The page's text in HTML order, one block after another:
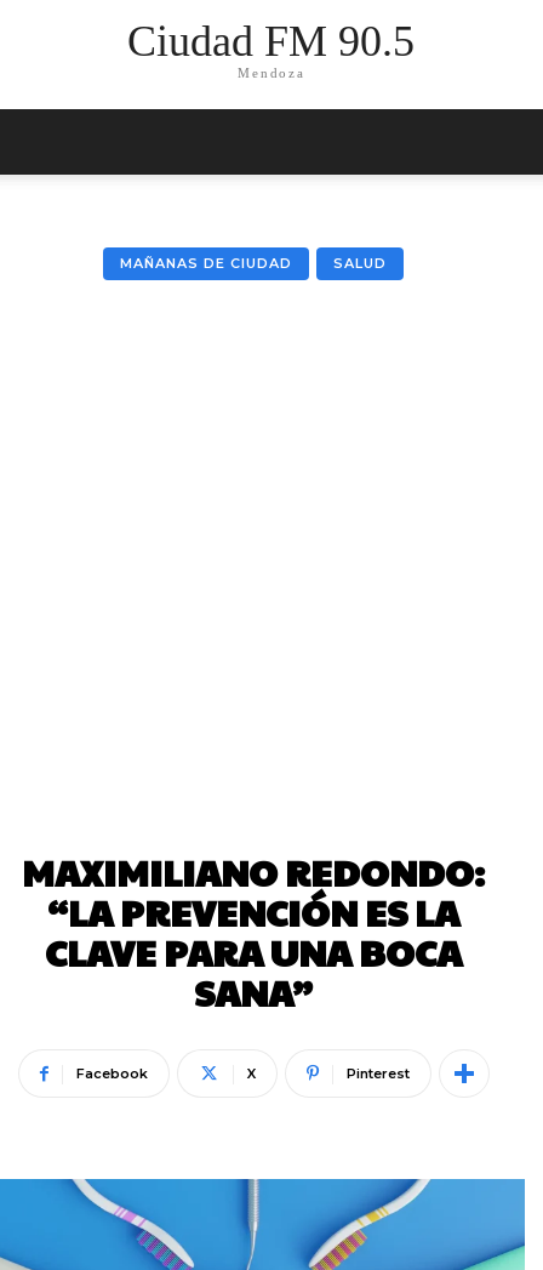
Ciudad FM 90.5
Mendoza
MAÑANAS DE CIUDAD SALUD
MAXIMILIANO REDONDO:
“LA PREVENCIÓN ES LA
CLAVE PARA UNA BOCA
SANA”
Facebook X Pinterest